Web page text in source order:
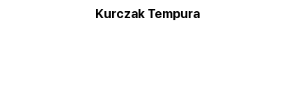
Kurczak Tempura